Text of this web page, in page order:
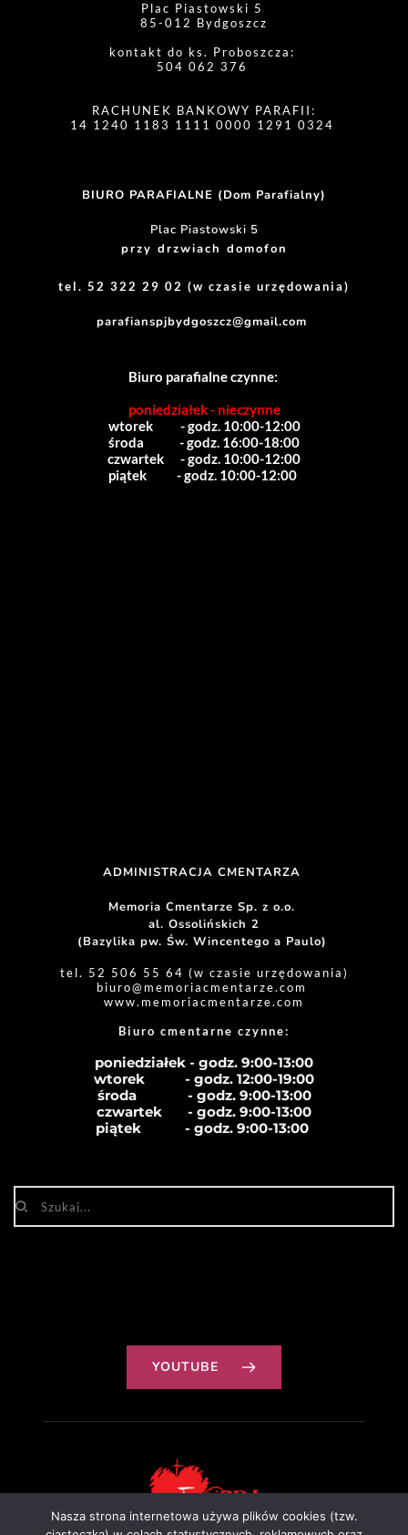
Plac Piastowski 5
85-012 Bydgoszcz
kontakt do ks. Proboszcza:
504 062 376
RACHUNEK BANKOWY PARAFII:
14 1240 1183 1111 0000 1291 0324
BIURO PARAFIALNE (Dom Parafialny)
Plac Piastowski 5
przy drzwiach domofon
tel. 52 322 29 02 (w czasie urzędowania)
parafianspjbydgoszcz@gmail.com
Biuro parafialne czynne:
poniedziałek - nieczynne
wtorek          - godz. 10:00-12:00
środa             - godz. 16:00-18:00
czwartek      - godz. 10:00-12:00
piątek           - godz. 10:00-12:00
ADMINISTRACJA CMENTARZA
Memoria Cmentarze Sp. z o.o.
al. Ossolińskich 2
(Bazylika pw. Św. Wincentego a Paulo)
tel. 52 506 55 64 (w czasie urzędowania)
biuro@memoriacmentarze.com
www.memoriacmentarze.com
Biuro cmentarne czynne:
poniedziałek - godz. 9:00-13:00
wtorek           - godz. 12:00-19:00
środa              - godz. 9:00-13:00
czwartek       - godz. 9:00-13:00
piątek            - godz. 9:00-13:00
YOUTUBE
Nasza strona internetowa używa plików cookies (tzw.